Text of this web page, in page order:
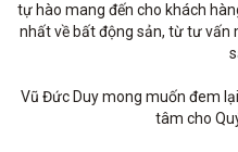
tự hào mang đến cho khách
nhất về bất động sản, từ tư vấn
Vũ Đức Duy mong muốn đem
tâm cho